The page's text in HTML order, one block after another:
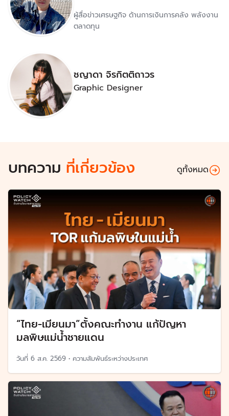
ผู้สื่อข่าวเศรษฐกิจ ด้านการเงินการคลัง พลังงาน
ตลาดทุน
ชญาดา จิรกิตติถาวร
Graphic Designer
บทความ ที่เกี่ยวข้อง ดูทั้งหมด
“ไทย-เมียนมา”ตั้งคณะทำงาน แก้ปัญหา
มลพิษแม่น้ำชายแดน
วันที่ 6 ส.ค. 2569 • ความสัมพันธ์ระหว่างประเทศ